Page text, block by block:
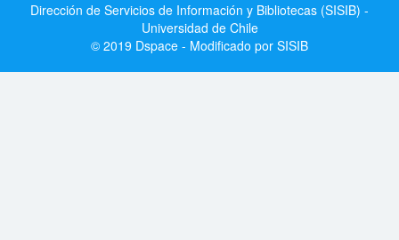
Dirección de Servicios de Información y Bibliotecas (SISIB) -
Universidad de Chile
© 2019 Dspace - Modificado por SISIB